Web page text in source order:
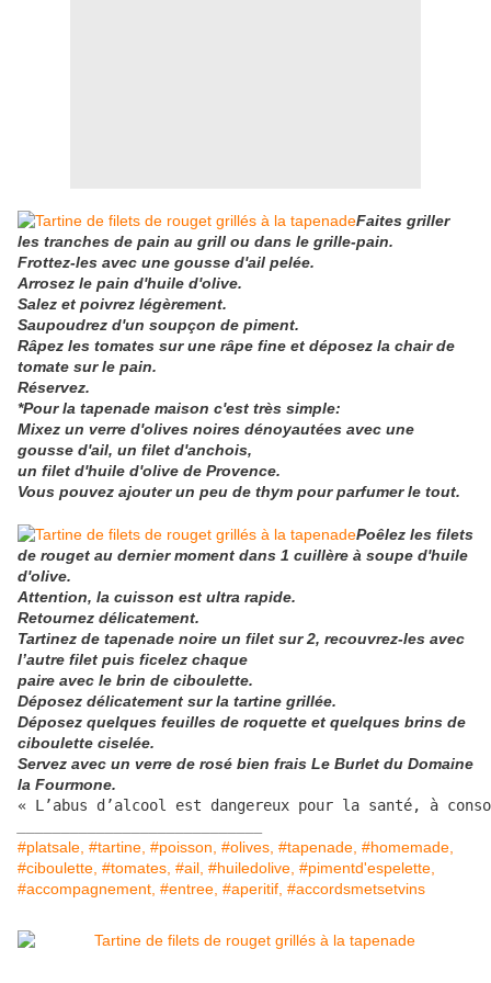
Faites griller
les tranches de pain au grill ou dans le grille-pain.
Frottez-les avec une gousse d'ail pelée.
Arrosez le pain d'huile d'olive.
Salez et poivrez légèrement.
Saupoudrez d'un soupçon de piment.
Râpez les tomates sur une râpe fine et déposez la chair de
tomate sur le pain.
Réservez.
*Pour la tapenade maison c'est très simple:
Mixez un verre d'olives noires dénoyautées avec une
gousse d'ail, un filet d'anchois,
un filet d'huile d'olive de Provence.
Vous pouvez ajouter un peu de thym pour parfumer le tout.
Poêlez les filets
de rouget au dernier moment dans 1 cuillère à soupe d'huile
d'olive.
Attention, la cuisson est ultra rapide.
Retournez délicatement.
Tartinez de tapenade noire un filet sur 2, recouvrez-les avec
l’autre filet puis ficelez chaque
paire avec le brin de ciboulette.
Déposez délicatement sur la tartine grillée.
Déposez quelques feuilles de roquette et quelques brins de
ciboulette ciselée.
Servez avec un verre de rosé bien frais Le Burlet du Domaine
la Fourmone.
« L’abus d’alcool est dangereux pour la santé, à
#platsale, #tartine, #poisson, #olives, #tapenade, #homemade,
#ciboulette, #tomates, #ail, #huiledolive, #pimentd'espelette,
#accompagnement, #entree, #aperitif, #accordsmetsetvins